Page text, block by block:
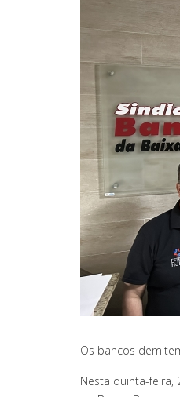
Os bancos
Nesta quinta-feira,